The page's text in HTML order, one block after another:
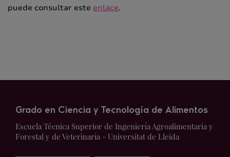
puede consultar este enlace.
Grado en Ciencia y Tecnología de Alimentos
Escuela Técnica Superior de Ingeniería Agroalimentaria y
Forestal y de Veterinaria - Universitat de Lleida